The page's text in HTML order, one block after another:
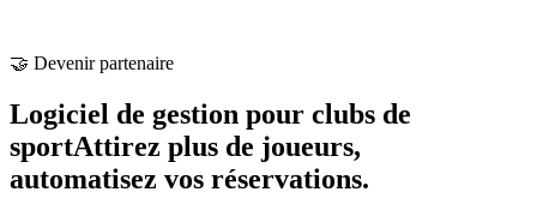
🤝 Devenir partenaire
Logiciel de gestion pour clubs de
sportAttirez plus de joueurs,
automatisez vos réservations.